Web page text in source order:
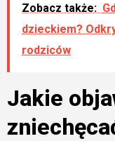
Zobacz także:
dzieckiem?
rodziców
Jakie